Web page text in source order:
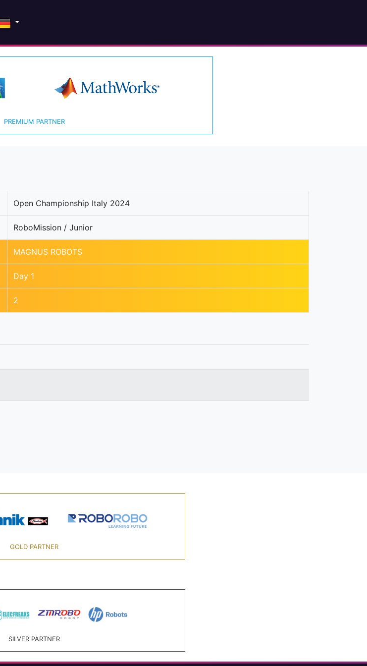
PREMIUM PARTNER
Open Championship Italy 2024
RoboMission / Junior
MAGNUS ROBOTS
Day 1
2
GOLD PARTNER
SILVER PARTNER